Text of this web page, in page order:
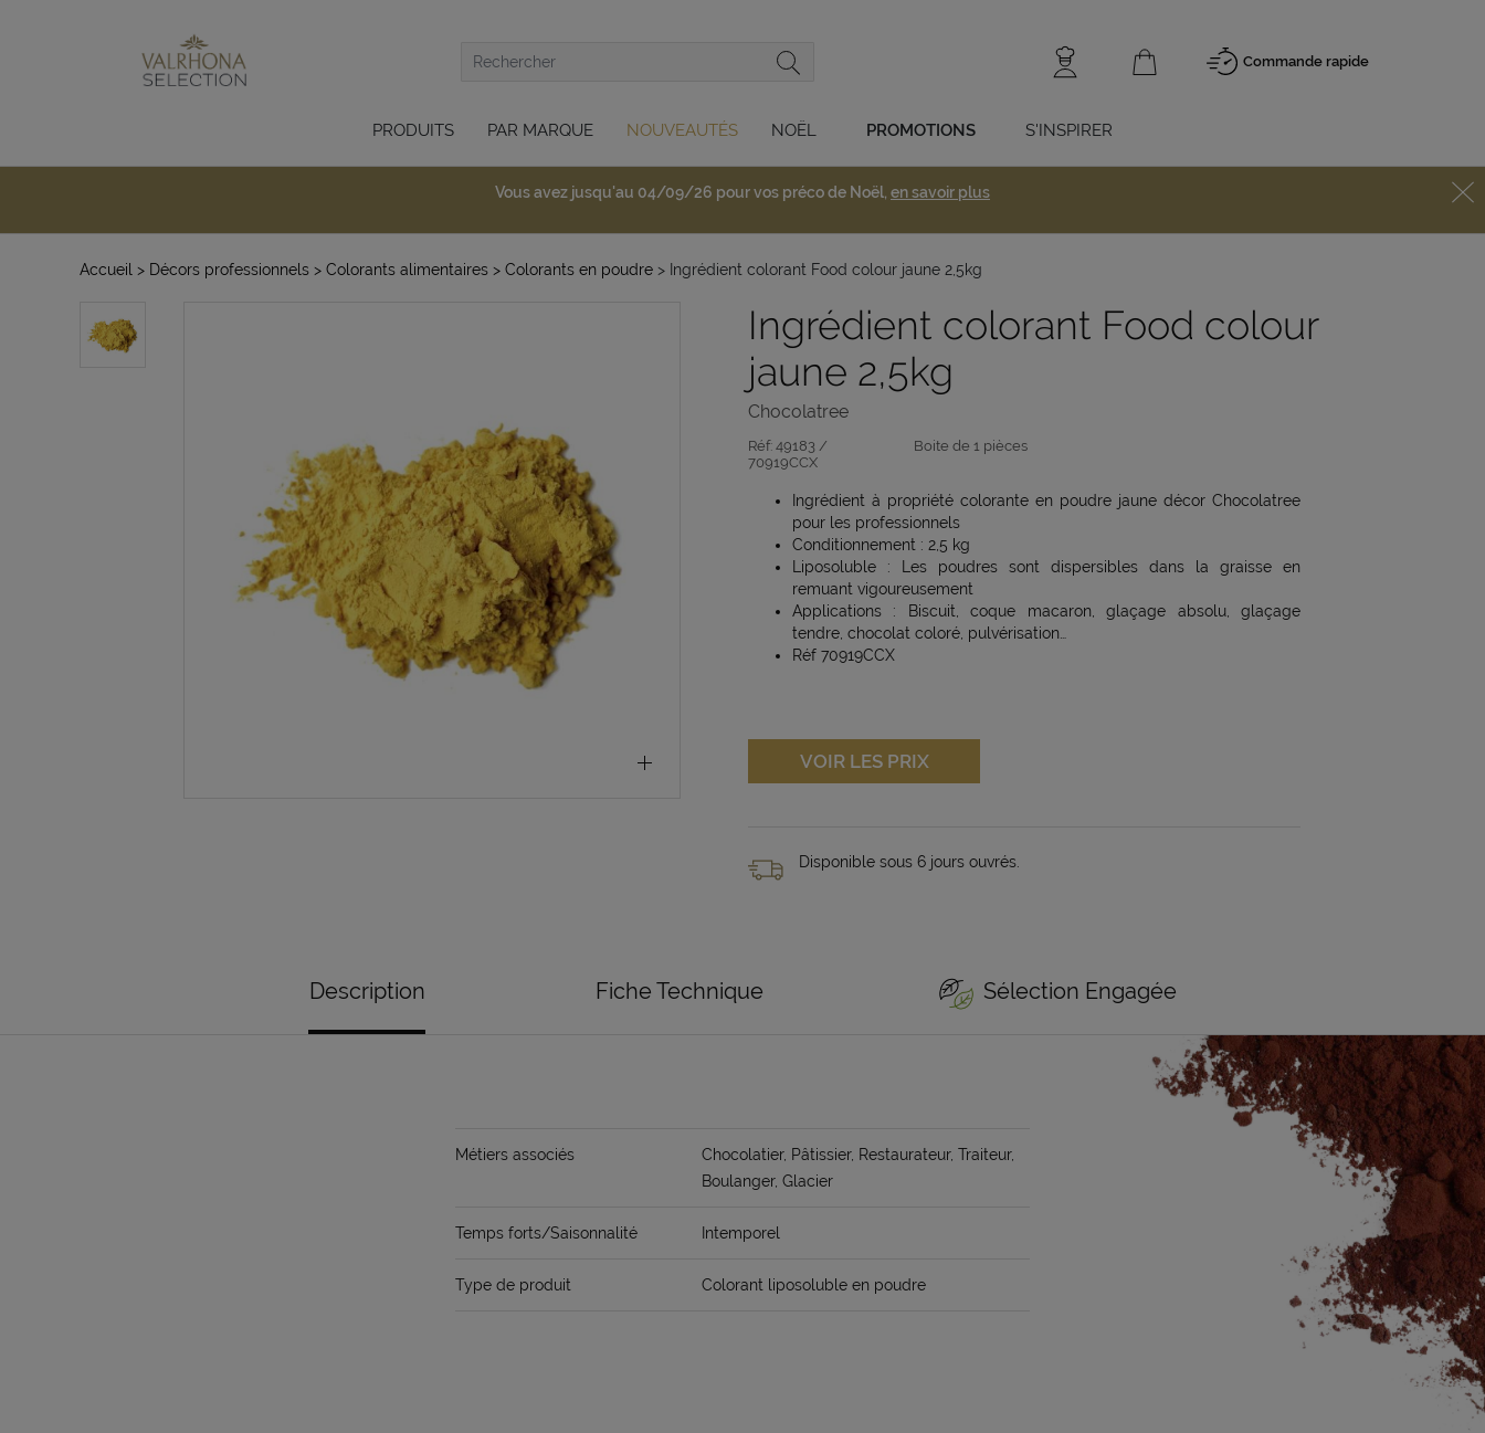
Commande rapide
PRODUITS PAR MARQUE NOUVEAUTÉS NOËL PROMOTIONS S'INSPIRER
Vous avez jusqu'au 04/09/26 pour vos préco de Noël, en savoir plus
Accueil > Décors professionnels > Colorants alimentaires > Colorants en poudre > Ingrédient colorant Food colour jaune 2,5kg
Ingrédient colorant Food colour
jaune 2,5kg
Chocolatree
Réf: 49183 /
70919CCX
Boite de 1 pièces
Ingrédient à propriété colorante en poudre jaune décor Chocolatree
pour les professionnels
Conditionnement : 2,5 kg
Liposoluble : Les poudres sont dispersibles dans la graisse en
remuant vigoureusement
Applications : Biscuit, coque macaron, glaçage absolu, glaçage
tendre, chocolat coloré, pulvérisation…
Réf 70919CCX
VOIR LES PRIX
Disponible sous 6 jours ouvrés.
Description Fiche Technique Sélection Engagée
Métiers associés
Chocolatier, Pâtissier, Restaurateur, Traiteur,
Boulanger, Glacier
Temps forts/Saisonnalité Intemporel
Type de produit Colorant liposoluble en poudre